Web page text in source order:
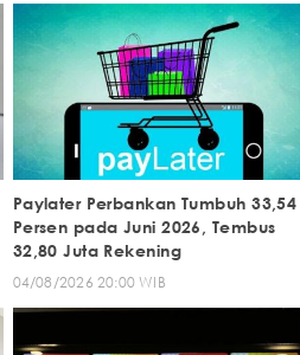
Paylater Perbankan Tumbuh 33,54
Persen pada Juni 2026, Tembus
32,80 Juta Rekening
04/08/2026 20:00 WIB